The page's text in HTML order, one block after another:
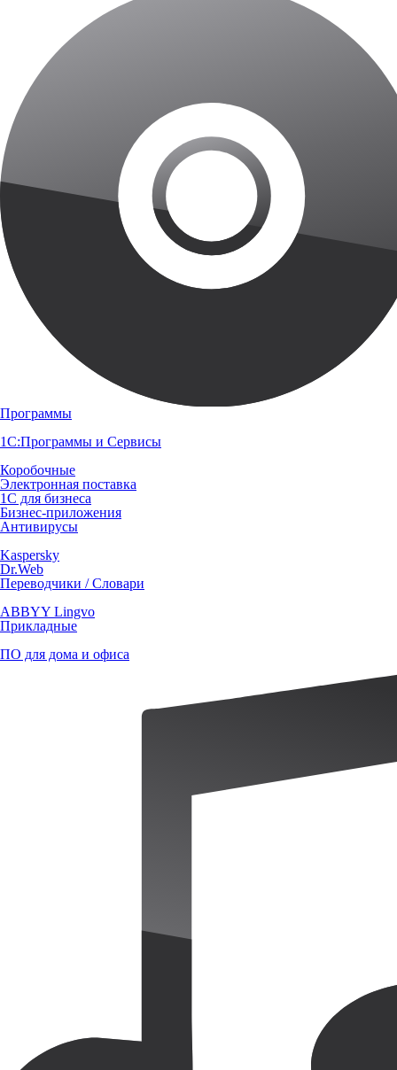
Программы
1С:Программы и Сервисы
Коробочные
Электронная поставка
1С для бизнеса
Бизнес-приложения
Антивирусы
Kaspersky
Dr.Web
Переводчики / Словари
ABBYY Lingvo
Прикладные
ПО для дома и офиса